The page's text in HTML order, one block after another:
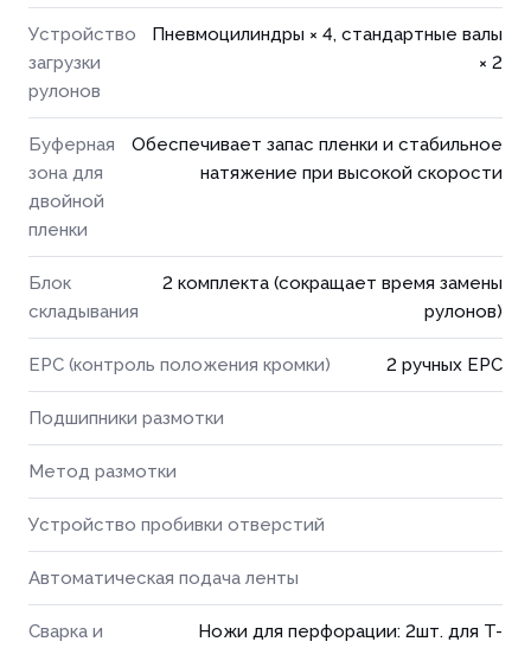
Устройство
загрузки
рулонов
Пневмоцилиндры × 4, стандартные валы
× 2
Буферная
зона для
двойной
пленки
Обеспечивает запас пленки и стабильное
натяжение при высокой скорости
Блок
складывания
2 комплекта (сокращает время замены
рулонов)
EPC (контроль положения кромки) 2 ручных EPC
Подшипники размотки
Метод размотки
Устройство пробивки отверстий
Автоматическая подача ленты
Сварка и
Ножи для перфорации: 2шт. для T-